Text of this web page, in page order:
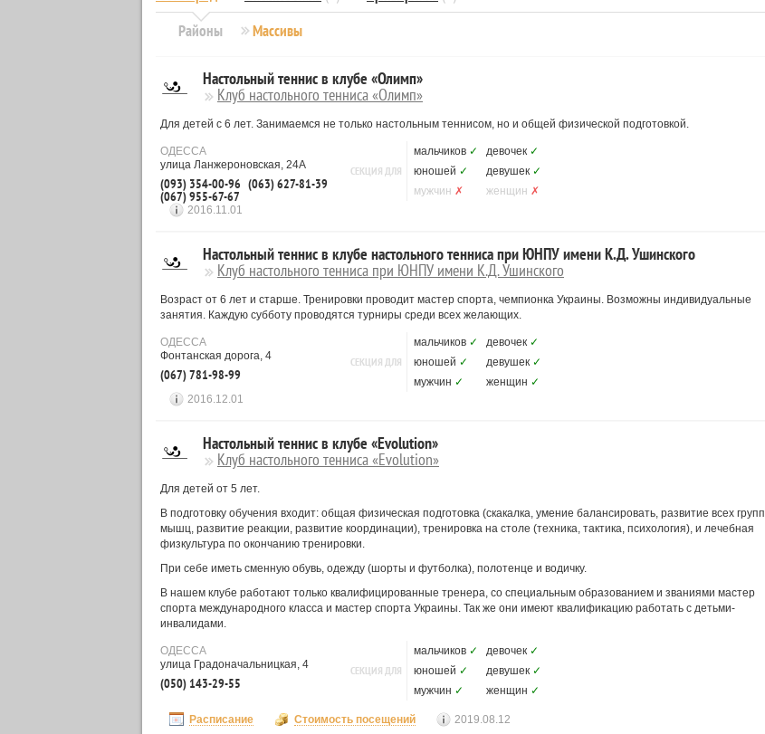
Районы
Массивы
Настольный теннис в клубе «Олимп»
Клуб настольного тенниса «Олимп»
Для детей с 6 лет. Занимаемся не только настольным теннисом, но и общей физической подготовкой.
ОДЕССА
улица Ланжероновская, 24А
(093) 354-00-96 (063) 627-81-39
(067) 955-67-67
СЕКЦИЯ ДЛЯ
мальчиков ✓ девочек ✓
юношей ✓ девушек ✓
мужчин ✗ женщин ✗
2016.11.01
Настольный теннис в клубе настольного тенниса при ЮНПУ имени К.Д. Ушинского
Клуб настольного тенниса при ЮНПУ имени К.Д. Ушинского
Возраст от 6 лет и старше. Тренировки проводит мастер спорта, чемпионка Украины. Возможны индивидуальные
занятия. Каждую субботу проводятся турниры среди всех желающих.
ОДЕССА
Фонтанская дорога, 4
(067) 781-98-99
СЕКЦИЯ ДЛЯ
мальчиков ✓ девочек ✓
юношей ✓ девушек ✓
мужчин ✓ женщин ✓
2016.12.01
Настольный теннис в клубе «Evolution»
Клуб настольного тенниса «Evolution»
Для детей от 5 лет.
В подготовку обучения входит: общая физическая подготовка (скакалка, умение балансировать, развитие всех групп
мышц, развитие реакции, развитие координации), тренировка на столе (техника, тактика, психология), и лечебная
физкультура по окончанию тренировки.
При себе иметь сменную обувь, одежду (шорты и футболка), полотенце и водичку.
В нашем клубе работают только квалифицированные тренера, со специальным образованием и званиями мастер
спорта международного класса и мастер спорта Украины. Так же они имеют квалификацию работать с детьми-
инвалидами.
ОДЕССА
улица Градоначальницкая, 4
(050) 143-29-55
СЕКЦИЯ ДЛЯ
мальчиков ✓ девочек ✓
юношей ✓ девушек ✓
мужчин ✓ женщин ✓
Расписание Стоимость посещений 2019.08.12